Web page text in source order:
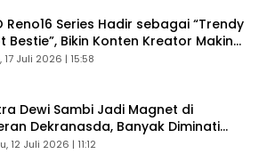
Reno16 Series Hadir sebagai “Trendy
Bestie”, Bikin Konten Kreator Makin
17 Juli 2026 | 15:58
Dewi Sambi Jadi Magnet di
Dekranasda, Banyak Diminati
12 Juli 2026 | 11:12